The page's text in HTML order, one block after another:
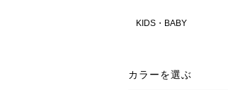
KIDS・BABY
カラーを選ぶ